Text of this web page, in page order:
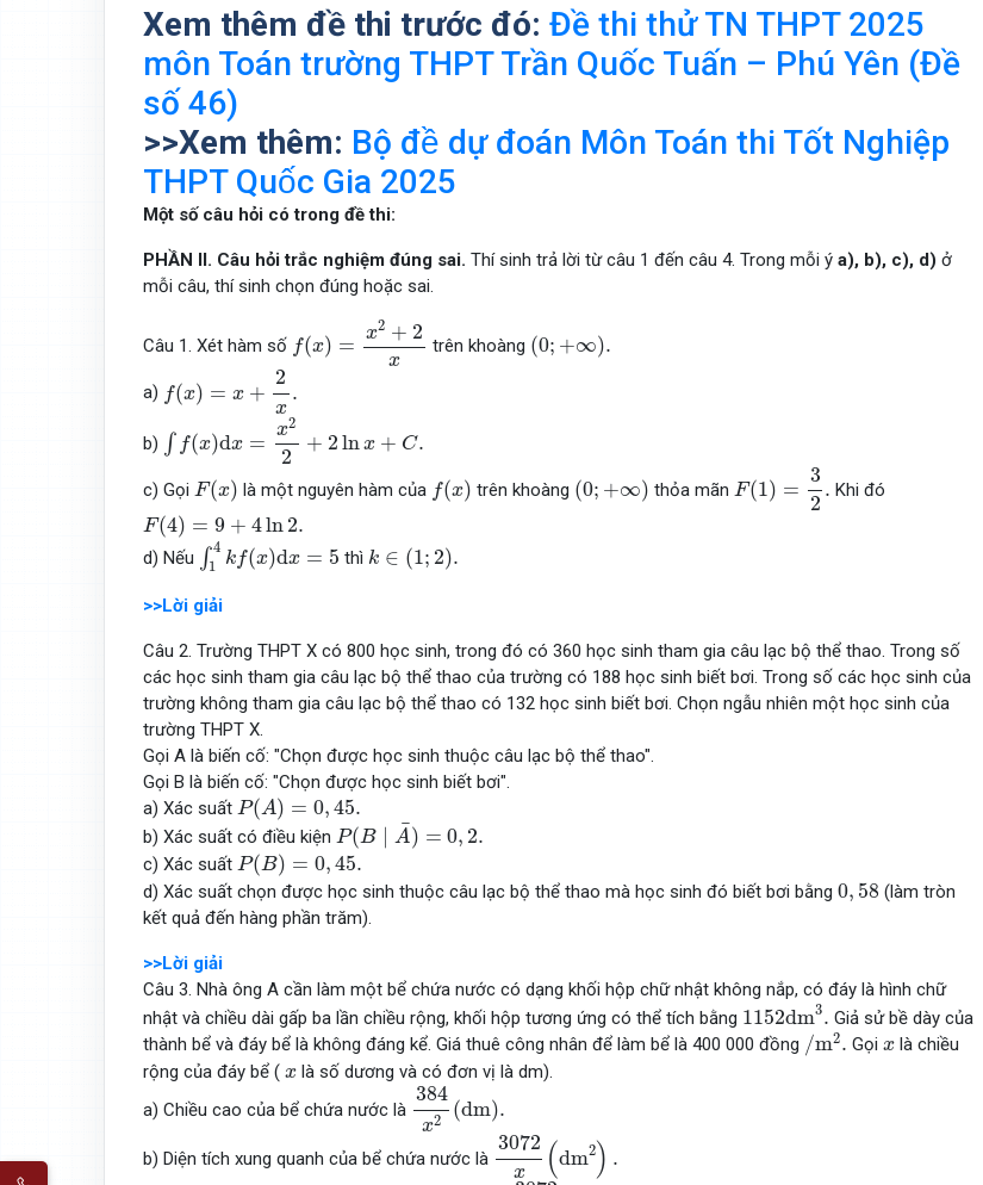
Xem thêm đề thi trước đó: Đề thi thử TN THPT 2025
môn Toán trường THPT Trần Quốc Tuấn – Phú Yên (Đề
số 46)
>>Xem thêm: Bộ đề dự đoán Môn Toán thi Tốt Nghiệp
THPT Quốc Gia 2025
Một số câu hỏi có trong đề thi:
PHẦN II. Câu hỏi trắc nghiệm đúng sai. Thí sinh trả lời từ câu 1 đến câu 4. Trong mỗi ý a), b), c), d) ở
mỗi câu, thí sinh chọn đúng hoặc sai.
Câu 1. Xét hàm số f(x) =
x2 + 2
x
2x
trên khoàng (0; +∞).
(0;+ ∞).
a) f(x) = x +
2
x
.
b) ∫ f(x)dx =
x2
2
+ 2 lnx + C.
+2ln
c) Gọi F(x)
F(x là một nguyên hàm của f(x)
f(x trên khoàng (0; +∞)
(0 ∞ thỏa mãn F(1) =
3
2
. Khi đó
F(4) = 9 + 4ln 2.
F(4)= 4 ln 2.
d) Nếu ∫ 4
1
kf(x)dx = 5
14 k x)dx=
thì k ∈ (1; 2).
k ∈( 1; ).
>>Lời giải
Câu 2. Trường THPT X có 800 học sinh, trong đó có 360 học sinh tham gia câu lạc bộ thể thao. Trong số
các học sinh tham gia câu lạc bộ thể thao của trường có 188 học sinh biết bơi. Trong số các học sinh của
trường không tham gia câu lạc bộ thể thao có 132 học sinh biết bơi. Chọn ngẫu nhiên một học sinh của
trường THPT X.
Gọi A là biến cố: "Chọn được học sinh thuộc câu lạc bộ thể thao".
Gọi B là biến cố: "Chọn được học sinh biết bơi".
a) Xác suất P(A) = 0,45.
P(A)= 45.
b) Xác suất có điều kiện P(B ∣ ¯
A) = 0, 2.
P(B∣ A ¯)= 2.
c) Xác suất P(B) = 0,45.
P(B)= 45.
d) Xác suất chọn được học sinh thuộc câu lạc bộ thể thao mà học sinh đó biết bơi bằng 0, 58
0 58 (làm tròn
kết quả đến hàng phần trăm).
>>Lời giải
Câu 3. Nhà ông A cần làm một bể chứa nước có dạng khối hộp chữ nhật không nắp, có đáy là hình chữ
nhật và chiều dài gấp ba lần chiều rộng, khối hộp tương ứng có thể tích bằng 1152dm3.
1152d m3.
Giả sử bề dày của
thành bể và đáy bể là không đáng kể. Giá thuê công nhân để làm bể là 400 000 đồng /m2.
/m2.
Gọi x
xlà chiều
rộng của đáy bể ( x
x là số dương và có đơn vị là dm).
a) Chiều cao của bể chứa nước là
384
x2 (dm).
384x2( dm)
b) Diện tích xung quanh của bể chứa nước là
3072
x (dm2) .
3072 ( 2